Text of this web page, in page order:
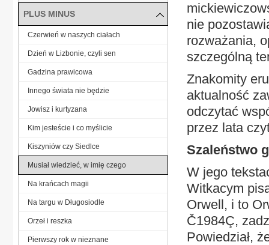
nie
rozważania,
szczególną
Znakomity
aktualność
odczytać
przez lata
Szaleństwo
W jego
Witkacym
Orwell, i to
Č1984Ç,
Powiedział,
PLUS MINUS
Czerwień w naszych ciałach
Dzień w Lizbonie, czyli sen
Gadzina prawicowa
Innego świata nie będzie
Jowisz i kurtyzana
Kim jesteście i co myślicie
Kiszyniów czy Siedlce
Musiał wiedzieć, w imię czego
Na krańcach magii
Na targu w Długosiodle
Orzeł i reszka
Pierwszy rok w nieznane